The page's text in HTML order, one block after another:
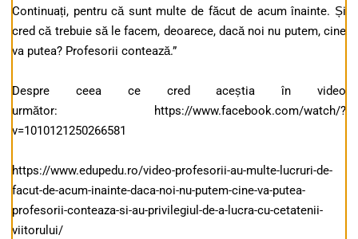
Continuați, pentru că sunt multe de făcut de acum înainte. Și
cred că trebuie să le facem, deoarece, dacă noi nu putem, cine
va putea? Profesorii contează.”
Despre ceea ce cred aceștia în video
următor: https://www.facebook.com/watch/?
v=1010121250266581
https://www.edupedu.ro/video-profesorii-au-multe-lucruri-de-
facut-de-acum-inainte-daca-noi-nu-putem-cine-va-putea-
profesorii-conteaza-si-au-privilegiul-de-a-lucra-cu-cetatenii-
viitorului/